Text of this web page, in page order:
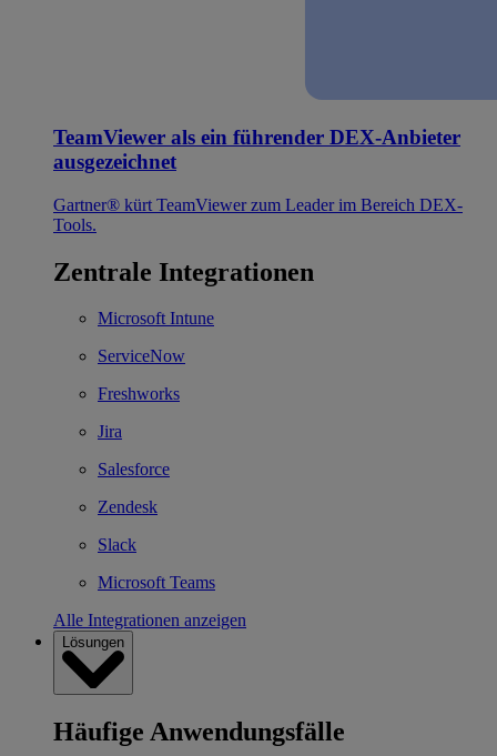
TeamViewer als ein führender DEX-Anbieter
ausgezeichnet
Gartner® kürt TeamViewer zum Leader im Bereich DEX-
Tools.
Zentrale Integrationen
Microsoft Intune
ServiceNow
Freshworks
Jira
Salesforce
Zendesk
Slack
Microsoft Teams
Alle Integrationen anzeigen
Lösungen
Häufige Anwendungsfälle